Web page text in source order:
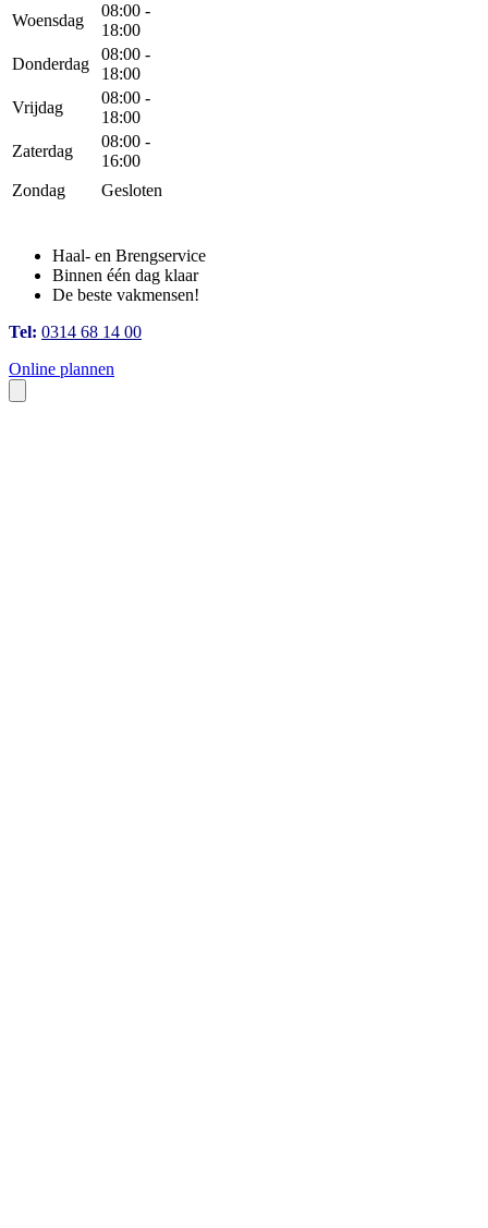
Woensdag
08:00 -
18:00
Donderdag
08:00 -
18:00
Vrijdag
08:00 -
18:00
Zaterdag
08:00 -
16:00
Zondag
Gesloten
Haal- en Brengservice
Binnen één dag klaar
De beste vakmensen!
Tel: 0314 68 14 00
Online plannen